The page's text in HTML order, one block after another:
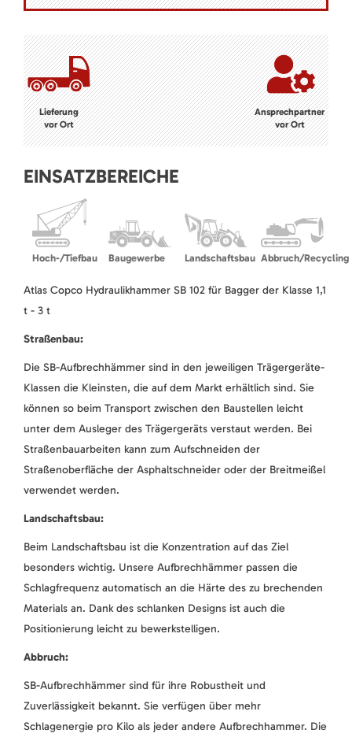
Lieferung
vor Ort
Ansprechpartner
vor Ort
EINSATZBEREICHE
Hoch-/Tiefbau Baugewerbe Landschaftsbau Abbruch/Recycling
Atlas Copco Hydraulikhammer SB 102 für Bagger der Klasse 1,1
t - 3 t
Straßenbau:
Die SB-Aufbrechhämmer sind in den jeweiligen Trägergeräte-
Klassen die Kleinsten, die auf dem Markt erhältlich sind. Sie
können so beim Transport zwischen den Baustellen leicht
unter dem Ausleger des Trägergeräts verstaut werden. Bei
Straßenbauarbeiten kann zum Aufschneiden der
Straßenoberfläche der Asphaltschneider oder der Breitmeißel
verwendet werden.
Landschaftsbau:
Beim Landschaftsbau ist die Konzentration auf das Ziel
besonders wichtig. Unsere Aufbrechhämmer passen die
Schlagfrequenz automatisch an die Härte des zu brechenden
Materials an. Dank des schlanken Designs ist auch die
Positionierung leicht zu bewerkstelligen.
Abbruch:
SB-Aufbrechhämmer sind für ihre Robustheit und
Zuverlässigkeit bekannt. Sie verfügen über mehr
Schlagenergie pro Kilo als jeder andere Aufbrechhammer. Die